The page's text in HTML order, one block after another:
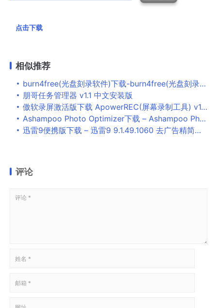
点击下载
相似推荐
burn4free(光盘刻录软件)下载-burn4free(光盘刻录软件)电脑版下载
朋哥任务管理器 v1.1 中文安装版
傲软录屏激活版下载 ApowerREC(屏幕录制工具) v1.6.2.6.0 中文特别版 附激活教程+激活补丁
Ashampoo Photo Optimizer下载 – Ashampoo Photo Optimizer 9.0.2 中文便携版
迅雷9便携版下载 – 迅雷9 9.1.49.1060 去广告精简便携版
评论